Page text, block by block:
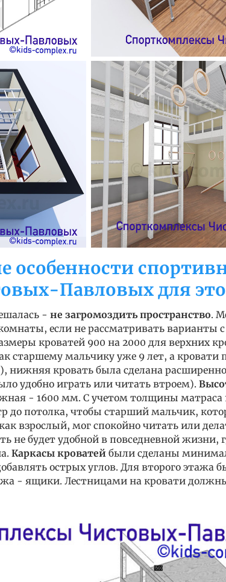
особенности
Павловых для
-не загромоздить пространство.
если не рассматривать варианты
кроватей 900 на 2000 для верхних
старшему мальчику уже 9 лет, а кровати
кровать была сделана
удобно играть или читать втроем).
- 1600 мм. С учетом толщины
до потолка, чтобы старший мальчик,
взрослый, мог спокойно читать или
не будет удобной в повседневной жизни,
Каркасы кроватей были сделаны
острых углов. Для второго этажа
- ящики. Лестницами на кровати